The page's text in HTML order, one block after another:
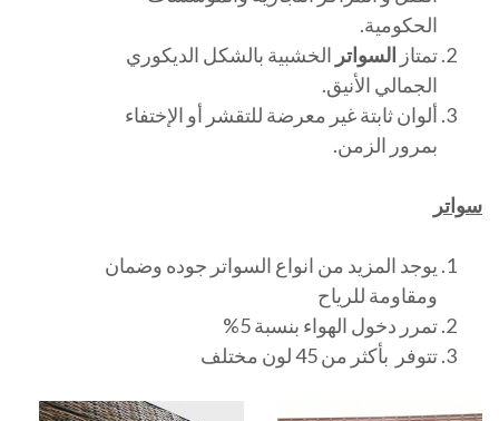
الحكومية.
تمتاز السواتر الخشبية بالشكل الديكوري
الجمالي الأنيق.
ألوان ثابتة غير معرضة للتقشر أو الإختفاء
بمرور الزمن.
سواتر
يوجد المزيد من انواع السواتر جوده وضمان
ومقاومة للرياح
تمرر دخول الهواء بنسبة 5%
تتوفر بأكثر من 45 لون مختلف